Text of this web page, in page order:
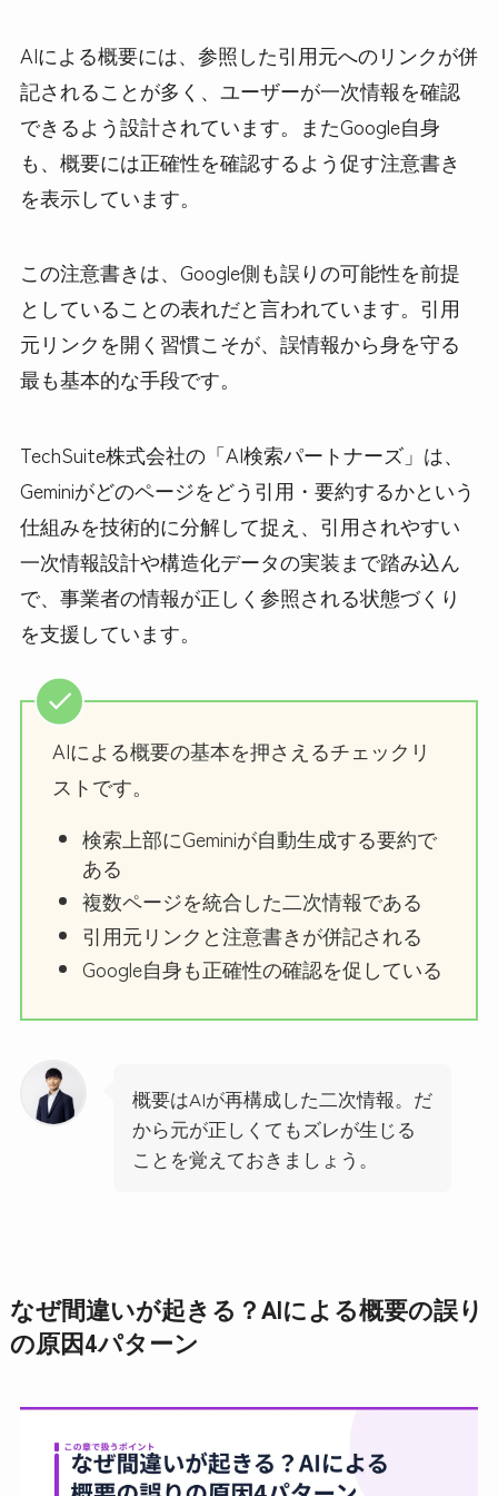
AIによる概要には、参照した引用元へのリンクが併
記されることが多く、ユーザーが一次情報を確認
できるよう設計されています。またGoogle自身
も、概要には正確性を確認するよう促す注意書き
を表示しています。
この注意書きは、Google側も誤りの可能性を前提
としていることの表れだと言われています。引用
元リンクを開く習慣こそが、誤情報から身を守る
最も基本的な手段です。
TechSuite株式会社の「AI検索パートナーズ」は、
Geminiがどのページをどう引用・要約するかという
仕組みを技術的に分解して捉え、引用されやすい
一次情報設計や構造化データの実装まで踏み込ん
で、事業者の情報が正しく参照される状態づくり
を支援しています。
AIによる概要の基本を押さえるチェックリ
ストです。
検索上部にGeminiが自動生成する要約で
ある
複数ページを統合した二次情報である
引用元リンクと注意書きが併記される
Google自身も正確性の確認を促している
概要はAIが再構成した二次情報。だ
から元が正しくてもズレが生じる
ことを覚えておきましょう。
なぜ間違いが起きる？AIによる概要の誤り
の原因4パターン